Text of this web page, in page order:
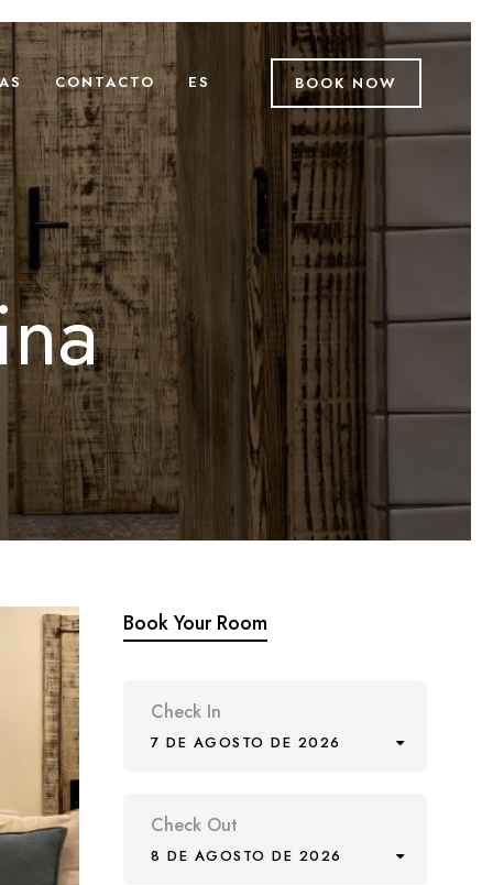
CONTACTO ES BOOK NOW
Book Your Room
Check In
7 DE AGOSTO DE 2026
Check Out
8 DE AGOSTO DE 2026